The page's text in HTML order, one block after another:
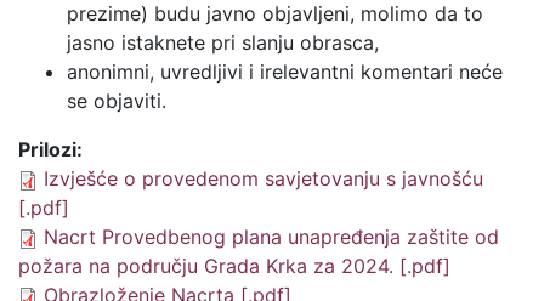
prezime) budu javno objavljeni, molimo da to
jasno istaknete pri slanju obrasca,
anonimni, uvredljivi i irelevantni komentari neće
se objaviti.
Prilozi:
Izvješće o provedenom savjetovanju s javnošću
[.pdf]
Nacrt Provedbenog plana unapređenja zaštite od
požara na području Grada Krka za 2024. [.pdf]
Obrazloženje Nacrta [.pdf]